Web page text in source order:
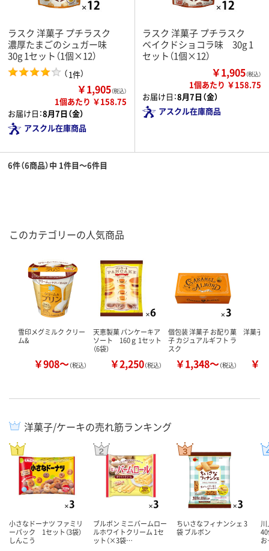
ラスク 洋菓子 プチラスク
濃厚たまごのシュガー味
30g 1セット（1個×12）
（1件）
￥1,905（税込）
1個あたり ￥158.75
お届け日：8月7日（金）
アスクル在庫商品
ラスク 洋菓子 プチラスク
ベイクドショコラ味 30g 1
セット（1個×12）
￥1,905（税込）
1個あたり ￥158.75
お届け日：8月7日（金）
アスクル在庫商品
6件（6商品）中 1件目～6件目
このカテゴリーの人気商品
雪印メグミルク クリー
ム&
￥908～（税込）
天恵製菓 パンケーキア
ソート 160ｇ 1セット
（6袋）
￥2,250（税込）
個包装 洋菓子 お配り菓
子 カジュアルギフト ラ
スク
￥1,348～（税込）
洋菓子
￥
洋菓子/ケーキの売れ筋ランキング
小さなドーナツ ファミリ
ーパック 1セット（3袋）
しんこう
ブルボン ミニバームロー
ルホワイトクリーム 1セ
ット（×3袋…
ちいさなフィナンシェ 3
袋 ブルボン